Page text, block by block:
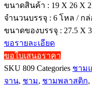
ขนาดสินค้า : 19 X 26 X
จำนวนบรรจุ : 6 โหล / กล่
ขนาดของบรรจุ : 27.5 X
ขอรายละเอียด
ขอใบเสนอราคา
SKU 809 Categories ชาม
จาน, ชาม, ชามพลาสติก,